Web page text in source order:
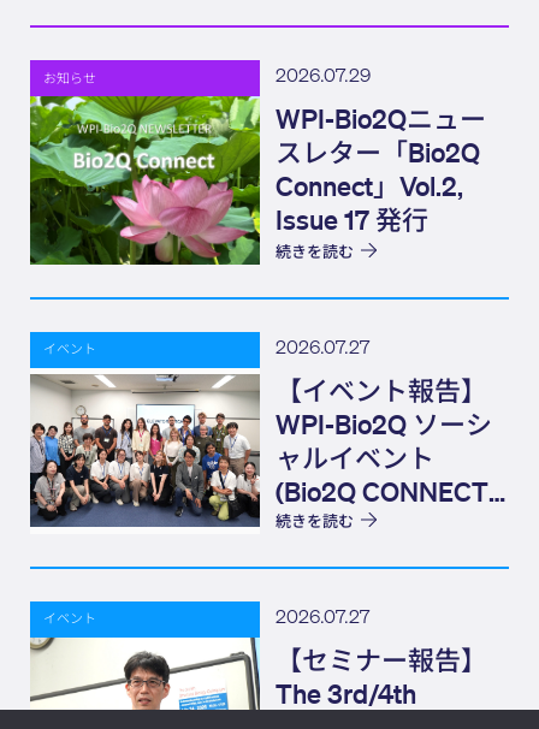
お知らせ 2026.07.29
WPI-Bio2Qニュー
スレター「Bio2Q
Connect」Vol.2,
Issue 17 発行
続きを読む
イベント 2026.07.27
【イベント報告】
WPI-Bio2Q ソーシ
ャルイベント
(Bio2Q CONNECT)
Elevator Pitch
続きを読む
イベント 2026.07.27
【セミナー報告】
The 3rd/4th